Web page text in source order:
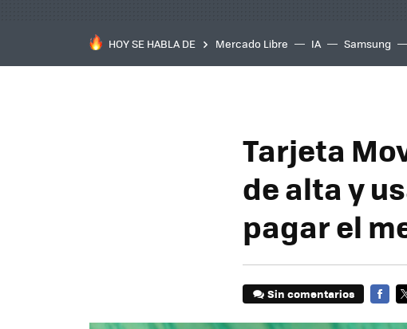
HOY SE HABLA DE Mercado Libre IA Samsung
Tarjeta
de alta y
pagar el
Sin comentarios